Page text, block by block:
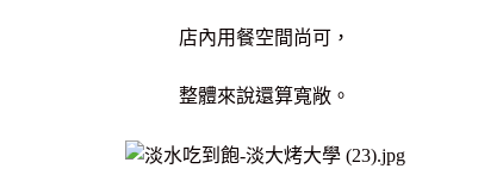
店內用餐空間尚可，
整體來說還算寬敞。